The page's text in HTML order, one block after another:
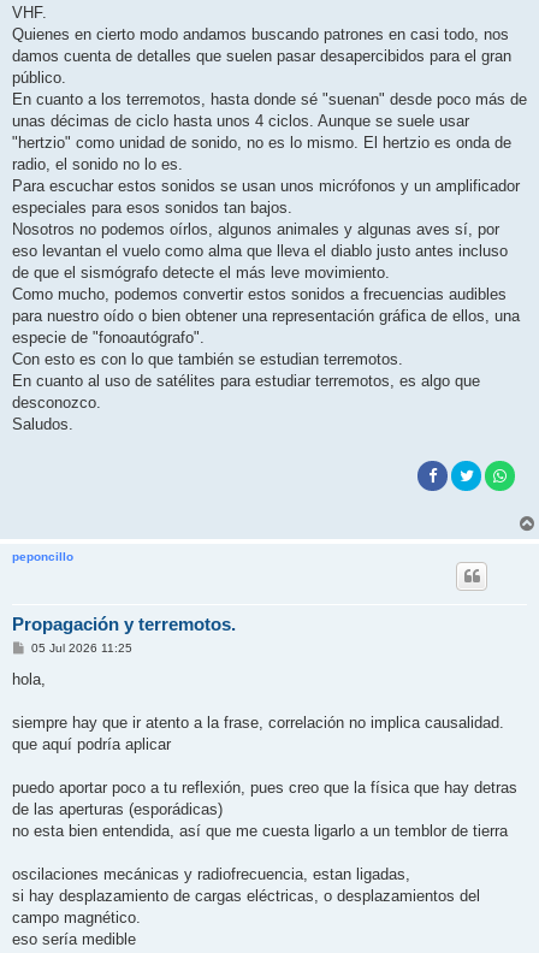
VHF.
Quienes en cierto modo andamos buscando patrones en casi todo, nos
damos cuenta de detalles que suelen pasar desapercibidos para el gran
público.
En cuanto a los terremotos, hasta donde sé "suenan" desde poco más de
unas décimas de ciclo hasta unos 4 ciclos. Aunque se suele usar
"hertzio" como unidad de sonido, no es lo mismo. El hertzio es onda de
radio, el sonido no lo es.
Para escuchar estos sonidos se usan unos micrófonos y un amplificador
especiales para esos sonidos tan bajos.
Nosotros no podemos oírlos, algunos animales y algunas aves sí, por
eso levantan el vuelo como alma que lleva el diablo justo antes incluso
de que el sismógrafo detecte el más leve movimiento.
Como mucho, podemos convertir estos sonidos a frecuencias audibles
para nuestro oído o bien obtener una representación gráfica de ellos, una
especie de "fonoautógrafo".
Con esto es con lo que también se estudian terremotos.
En cuanto al uso de satélites para estudiar terremotos, es algo que
desconozco.
Saludos.
peponcillo
Propagación y terremotos.
M
n
j
05 Jul 2026 11:25
hola,
siempre hay que ir atento a la frase, correlación no implica causalidad.
que aquí podría aplicar
puedo aportar poco a tu reflexión, pues creo que la física que hay detras
de las aperturas (esporádicas)
no esta bien entendida, así que me cuesta ligarlo a un temblor de tierra
oscilaciones mecánicas y radiofrecuencia, estan ligadas,
si hay desplazamiento de cargas eléctricas, o desplazamientos del
campo magnético.
eso sería medible